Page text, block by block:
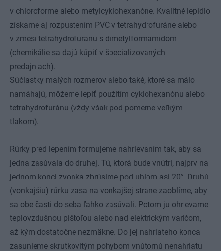
v chloroforme alebo metylcyklohexanóne. Kvalitné lepidlo
získame aj rozpustením PVC v tetrahydrofuráne alebo
v zmesi tetrahydrofuránu s dimetylformamidom
(chemikálie sa dajú kúpiť v špecializovaných
predajniach).
Súčiastky malých rozmerov alebo také, ktoré sa málo
namáhajú, môžeme lepiť použitím cyklohexanónu alebo
tetrahydrofuránu (vždy však pod pomerne veľkým
tlakom).
Rúrky pred lepením formujeme nahrievaním tak, aby sa
jedna zasúvala do druhej. Tú, ktorá bude vnútri, najprv na
jednom konci zvonka zbrúsime pod uhlom asi 20°. Druhú
(vonkajšiu) rúrku zasa na vonkajšej strane zaoblíme, aby
sa obe časti do seba ľahko zasúvali. Potom ju ohrievame
teplovzdušnou pištoľou alebo nad elektrickým varičom,
až kým dostatočne nezmäkne. Do jej nahriateho konca
zasunieme skrutkovitým pohybom vnútornú nenahriatu